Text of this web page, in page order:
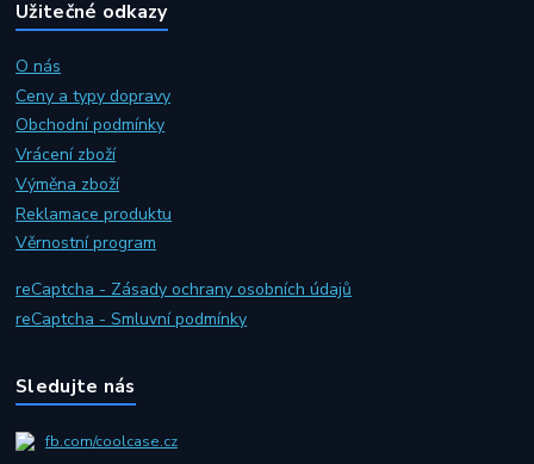
Užitečné odkazy
O nás
Ceny a typy dopravy
Obchodní podmínky
Vrácení zboží
Výměna zboží
Reklamace produktu
Věrnostní program
reCaptcha - Zásady ochrany osobních údajů
reCaptcha - Smluvní podmínky
Sledujte nás
fb.com/coolcase.cz